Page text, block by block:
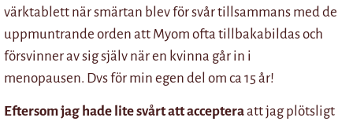
värktablett när smärtan blev för svår tillsammans med de
uppmuntrande orden att Myom ofta tillbakabildas och
försvinner av sig själv när en kvinna går in i
menopausen. Dvs för min egen del om ca 15 år!
Eftersom jag hade lite svårt att accepteraatt jag plötsligt